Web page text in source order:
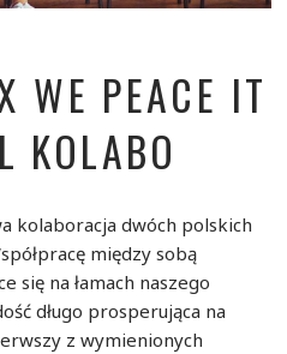
WE PEACE IT
KOLABO
kolaboracja dwóch polskich
między sobą
się na łamach naszego
długo prosperująca na
z wymienionych